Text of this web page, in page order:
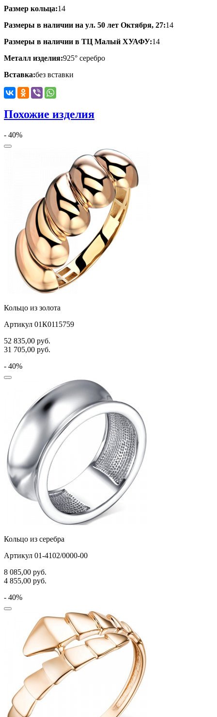
Размер кольца:14
Размеры в наличии на ул. 50 лет Октября, 27:14
Размеры в наличии в ТЦ Малый ХУАФУ:14
Металл изделия:925° серебро
Вставка:без вставки
Похожие изделия
- 40%
Кольцо из золота
Артикул 01К0115759
52 835,00 руб.
31 705,00 руб.
- 40%
Кольцо из серебра
Артикул 01-4102/0000-00
8 085,00 руб.
4 855,00 руб.
- 40%